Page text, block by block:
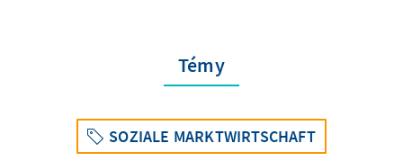
Témy
SOZIALE MARKTWIRTSCHAFT